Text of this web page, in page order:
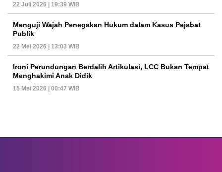
22 Juli 2026 | 19:39 WIB
Menguji Wajah Penegakan Hukum dalam Kasus Pejabat
Publik
22 Mei 2026 | 13:03 WIB
Ironi Perundungan Berdalih Artikulasi, LCC Bukan Tempat
Menghakimi Anak Didik
15 Mei 2026 | 00:47 WIB